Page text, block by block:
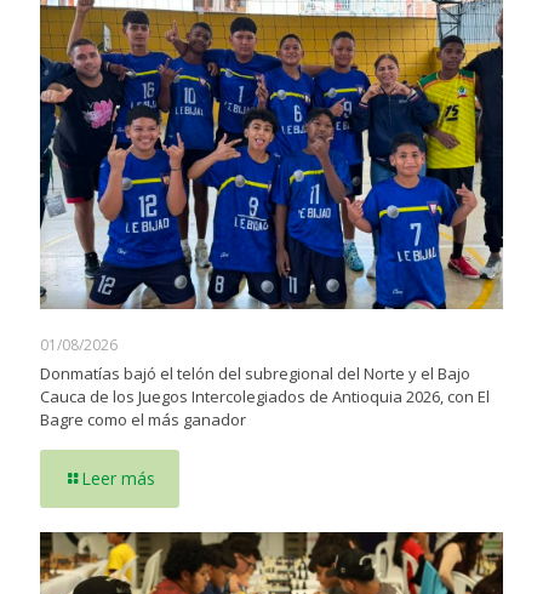
01/08/2026
Donmatías bajó el telón del subregional del Norte y el Bajo
Cauca de los Juegos Intercolegiados de Antioquia 2026, con El
Bagre como el más ganador
Leer más